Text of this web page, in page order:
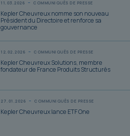
11.03.2026 COMMUNIQUÉS DE PRESSE
Kepler Cheuvreux nomme son nouveau
Président du Directoire et renforce sa
gouvernance
12.02.2026 COMMUNIQUÉS DE PRESSE
Kepler Cheuvreux Solutions, membre
fondateur de France Produits Structurés
27.01.2026 COMMUNIQUÉS DE PRESSE
Kepler Cheuvreux lance ETF One